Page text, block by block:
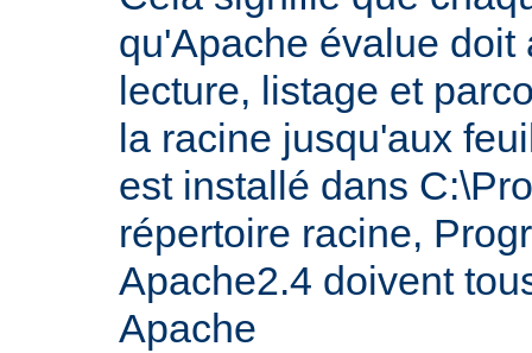
qu'Apache évalue doit
lecture, listage et
la racine jusqu'aux
est installé dans
répertoire racine,
Apache2.4 doivent
Apache